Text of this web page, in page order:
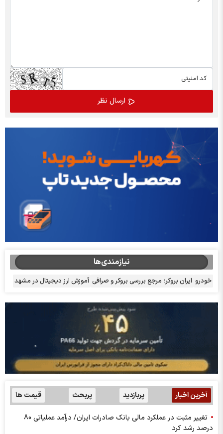
نیازمندی‌ها
خودرو ایران بروکر؛ مرجع بررسی بروکر و صرافی آموزش ارز دیجیتال در مشهد
آخرین اخبار پربازدید پربحث قیمت ها
تغییر مثبت در عملکرد مالی بانک صادرات ایران/ درآمد عملیاتی 80
درصد رشد کرد